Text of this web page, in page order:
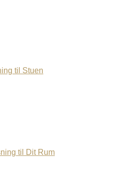
til Stuen
til Dit Rum